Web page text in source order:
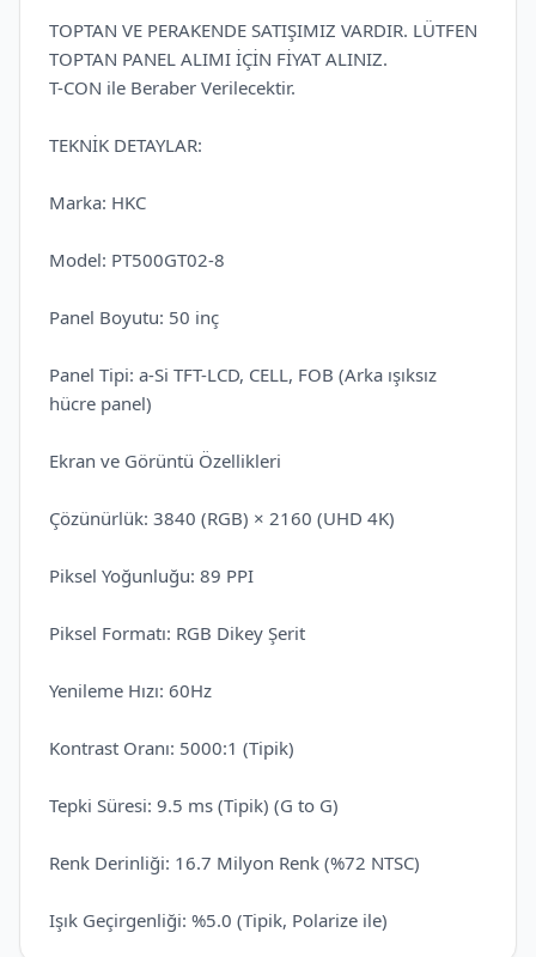
TOPTAN VE PERAKENDE SATIŞIMIZ VARDIR. LÜTFEN
TOPTAN PANEL ALIMI İÇİN FİYAT ALINIZ.
T-CON ile Beraber Verilecektir.
TEKNİK DETAYLAR:
Marka: HKC
Model: PT500GT02-8
Panel Boyutu: 50 inç
Panel Tipi: a-Si TFT-LCD, CELL, FOB (Arka ışıksız
hücre panel)
Ekran ve Görüntü Özellikleri
Çözünürlük: 3840 (RGB) × 2160 (UHD 4K)
Piksel Yoğunluğu: 89 PPI
Piksel Formatı: RGB Dikey Şerit
Yenileme Hızı: 60Hz
Kontrast Oranı: 5000:1 (Tipik)
Tepki Süresi: 9.5 ms (Tipik) (G to G)
Renk Derinliği: 16.7 Milyon Renk (%72 NTSC)
Işık Geçirgenliği: %5.0 (Tipik, Polarize ile)